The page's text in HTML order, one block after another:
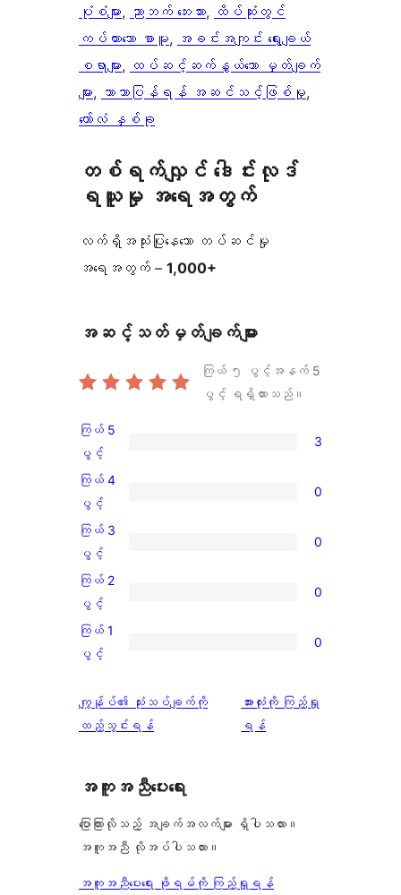
ပုံစံများ, ညာဘက် ဘေးဘား, ထိပ်ဆုံးတွင်
ကပ်ထားသော စာမူ, အခင်းအကျင်း ရွေးချယ်
စရာများ, ထပ်ဆင့်ဆက်နွယ်သော မှတ်ချက်
များ, ဘာသာပြန်ရန် အဆင်သင့်ဖြစ်မှု
ကော်လံ နှစ်ခု
တစ်ရက်လျှင် ဒေါင်းလုဒ်
ရယူမှု အရေအတွက်
လက်ရှိအသုံးပြုနေသော တပ်ဆင်မှု
အရေအတွက် – 1,000+
အဆင့်သတ်မှတ်ချက်များ
ကြယ် ၅ ပွင့်အနက် 5
ပွင့် ရရှိထားသည်။
ကြယ်
5
ပွင့်
အဆင့်
သုံးသပ်
3
စောင်
ကြယ် 5
ပွင့်
3
ကြယ်
4
ပွင့်
အဆင့်
သုံးသပ်
0
စောင်
ကြယ် 4
ပွင့်
0
ကြယ်
3
ပွင့်
အဆင့်
သုံးသပ်
ကြယ် 3
ပွင့်
0
ကြယ်
2
ပွင့်
သုံးသပ်
ချက်
ကြယ် 2
ပွင့်
0
ကြယ်
ပွင့်
အဆင့်
0
စောင်
ကြယ် 1
ပွင့်
0
ကျွန်ုပ်၏ သုံးသပ်ချက်ကို
ထည့်သွင်းရန်
သုံးသပ်
ချက်
အားလုံးကို ကြည့်ရှု
ရန်
အကူအညီပေးရေး
ပြောကြားလိုသည့် အချက်အလက်များ ရှိပါသလား။
အကူအညီ လိုအပ်ပါသလား။
အကူအညီပေးရေး ဖိုရမ်ကို ကြည့်ရှုရန်